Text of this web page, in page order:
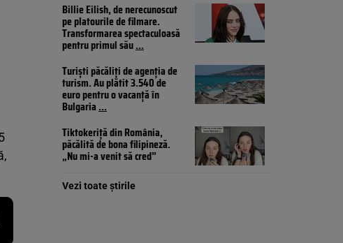
Billie Eilish, de nerecunoscut
pe platourile de filmare.
Transformarea spectaculoasă
pentru primul său...
Turiști păcăliți de agenția de
turism. Au plătit 3.540 de
euro pentru o vacanță în
Bulgaria...
Tiktokeriță din România,
păcălită de bona filipineză.
„Nu mi-a venit să cred”
Vezi toate știrile